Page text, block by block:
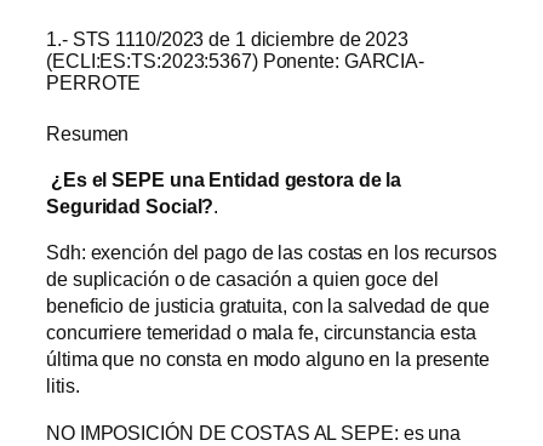
1.- STS 1110/2023 de 1 diciembre de 2023
(ECLI:ES:TS:2023:5367) Ponente: GARCIA-
PERROTE
Resumen
¿Es el SEPE una Entidad gestora de la
Seguridad Social?.
Sdh: exención del pago de las costas en los recursos
de suplicación o de casación a quien goce del
beneficio de justicia gratuita, con la salvedad de que
concurriere temeridad o mala fe, circunstancia esta
última que no consta en modo alguno en la presente
litis.
NO IMPOSICIÓN DE COSTAS AL SEPE: es una